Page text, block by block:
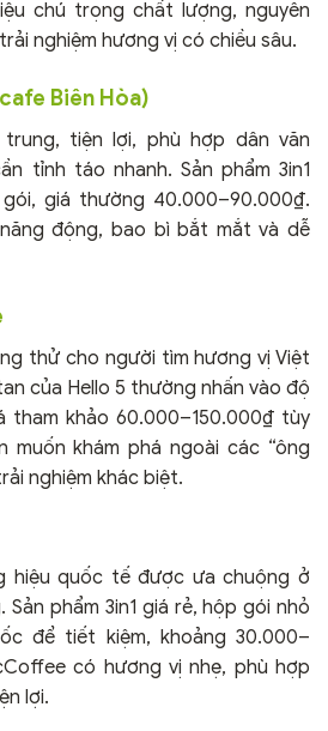
chú trọng chất lượng, nguyên
nghiệm hương vị có chiều sâu.
Biên Hòa)
tiện lợi, phù hợp dân văn
tỉnh táo nhanh. Sản phẩm 3in1
giá thường 40.000–90.000₫.
động, bao bì bắt mắt và dễ
thử cho người tìm hương vị Việt
của Hello 5 thường nhấn vào độ
tham khảo 60.000–150.000₫ tùy
muốn khám phá ngoài các “ông
nghiệm khác biệt.
hiệu quốc tế được ưa chuộng ở
phẩm 3in1 giá rẻ, hộp gói nhỏ
để tiết kiệm, khoảng 30.000–
có hương vị nhẹ, phù hợp
lợi.